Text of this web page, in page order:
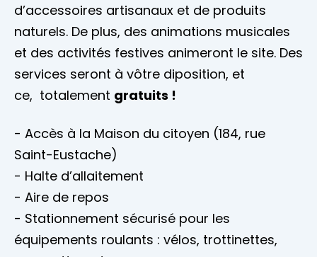
d’accessoires artisanaux et de produits
naturels. De plus, des animations musicales
et des activités festives animeront le site. Des
services seront à vôtre diposition, et
ce, totalement gratuits !
- Accès à la Maison du citoyen (184, rue
Saint-Eustache)
- Halte d’allaitement
- Aire de repos
- Stationnement sécurisé pour les
équipements roulants : vélos, trottinettes,